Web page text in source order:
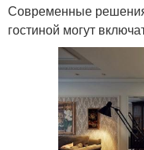
Современные
гостиной могут